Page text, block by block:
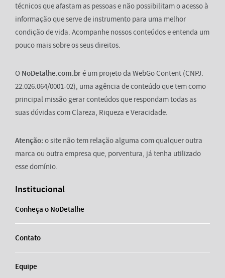
técnicos que afastam as pessoas e não possibilitam o acesso à
informação que serve de instrumento para uma melhor
condição de vida. Acompanhe nossos conteúdos e entenda um
pouco mais sobre os seus direitos.
O NoDetalhe.com.bré um projeto da WebGo Content (CNPJ:
22.026.064/0001-02), uma agência de conteúdo que tem como
principal missão gerar conteúdos que respondam todas as
suas dúvidas com Clareza, Riqueza e Veracidade.
Atenção: o site não tem relação alguma com qualquer outra
marca ou outra empresa que, porventura, já tenha utilizado
esse domínio.
Institucional
Conheça o NoDetalhe
Contato
Equipe